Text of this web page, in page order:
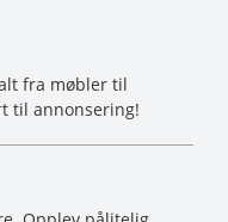
fra møbler til
til annonsering!